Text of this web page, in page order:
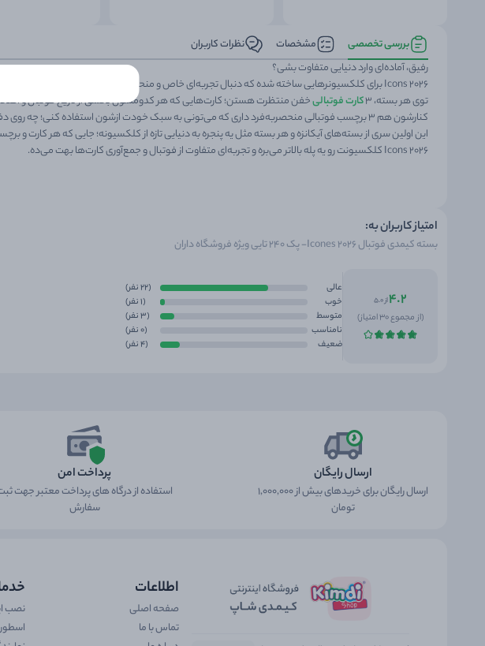
بررسی تخصصی مشخصات
نظرات کاربران
رفیق، آماده‌ای وارد دنیایی متفاوت بشی؟
Icons 2026 برای کلکسیونرهایی ساخته شده که دنبال تجربه‌ای خاص و منحصر به فردن.
توی هر بسته، ۳
کارت فوتبالیخفن منتظرت هستن؛ کارت‌هایی که هر کدومشون بخشی از تاریخ فوتبال و
کنارشون هم ۳ برچسب فوتبالی منحصربه‌فرد داری که می‌تونی به سبک خودت ازشون استفاده کنی؛ چه روی دفتر و وسایل شخصی، چه برای تزئین
این اولین سری از بسته‌های آیکانزه و هر بسته مثل یه پنجره به دنیایی تازه از کلکسیونه؛ جایی که هر کارت و
Icons 2026 کلکسیونت رو یه پله بالاتر می‌بره و تجربه‌ای متفاوت از فوتبال و جمع‌آوری کارت‌ها بهت می‌ده.
امتیاز کاربران به:
بسته کیمدی فوتبال 2026 Icones- پک 240 تایی ویژه فروشگاه داران
4.2از 5.0
(از مجموع 30 امتیاز)
عالی
(22 نفر)
خوب
(1 نفر)
متوسط
(3 نفر)
نامناسب
(0 نفر)
ضعیف
(4 نفر)
ارسال رایگان
ارسال رایگان برای خریدهای بیش از 1,000,000
تومان
پرداخت امن
استفاده از درگاه های پرداخت معتبر جهت
سفارش
اطلاعات
صفحه اصلی
تماس با ما
نصب
فارسی